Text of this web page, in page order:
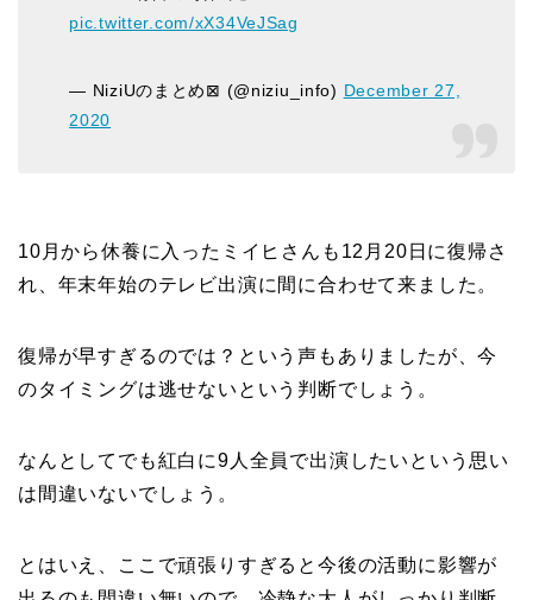
pic.twitter.com/xX34VeJSag
— NiziUのまとめ⊠ (@niziu_info) December 27,
2020
10月から休養に入ったミイヒさんも12月20日に復帰さ
れ、年末年始のテレビ出演に間に合わせて来ました。
復帰が早すぎるのでは？という声もありましたが、今
のタイミングは逃せないという判断でしょう。
なんとしてでも紅白に9人全員で出演したいという思い
は間違いないでしょう。
とはいえ、ここで頑張りすぎると今後の活動に影響が